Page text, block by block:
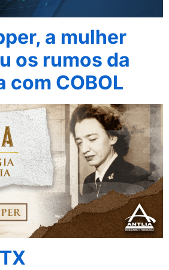
a mulher
os rumos da
COBOL